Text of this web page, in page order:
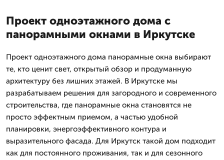
Проект одноэтажного дома с
панорамными окнами в Иркутске
Проект одноэтажного дома панорамные окна выбирают
те, кто ценит свет, открытый обзор и продуманную
архитектуру без лишних этажей. В Иркутске мы
разрабатываем решения для загородного и современного
строительства, где панорамные окна становятся не
просто эффектным приемом, а частью удобной
планировки, энергоэффективного контура и
выразительного фасада. Для Иркутск такой дом подходит
как для постоянного проживания, так и для сезонного